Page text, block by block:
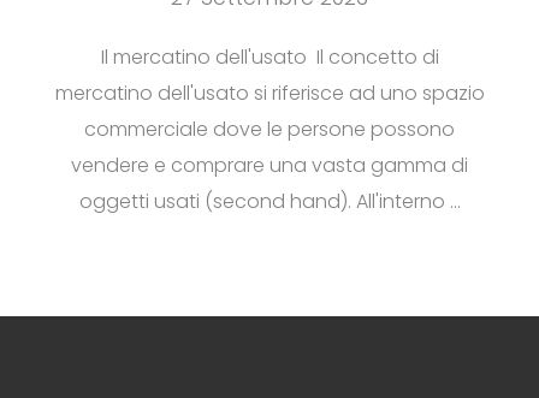
Il mercatino dell'usato Il concetto di
mercatino dell'usato si riferisce ad uno spazio
commerciale dove le persone possono
vendere e comprare una vasta gamma di
oggetti usati (second hand). All'interno …